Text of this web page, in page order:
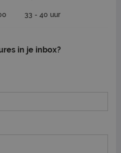
33 - 40 uur
in je inbox?